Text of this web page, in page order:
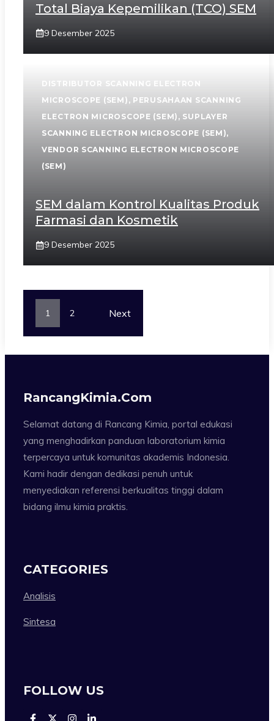
Total Biaya Kepemilikan (TCO) SEM
9 Desember 2025
DISTRIBUTOR SCANNING ELECTRON
MICROSCOPE (SEM) , PERUSAHAAN SCANNING
ELECTRON MICROSCOPE (SEM) , SUPLAYER
SCANNING ELECTRON MICROSCOPE (SEM),
VENDOR SCANNING ELECTRON MICROSCOPE
(SEM)
SEM dalam Kontrol Kualitas Produk
Farmasi dan Kosmetik
9 Desember 2025
1 2 Next
RancangKimia.com
Selamat datang di Rancang Kimia, portal edukasi
yang menghadirkan panduan laboratorium kimia
terpercaya untuk komunitas akademis Indonesia.
Kami hadir dengan dedikasi penuh untuk
menyediakan referensi berkualitas tinggi dalam
bidang ilmu kimia praktis.
CATEGORIES
Analisis
Sintesa
FOLLOW US